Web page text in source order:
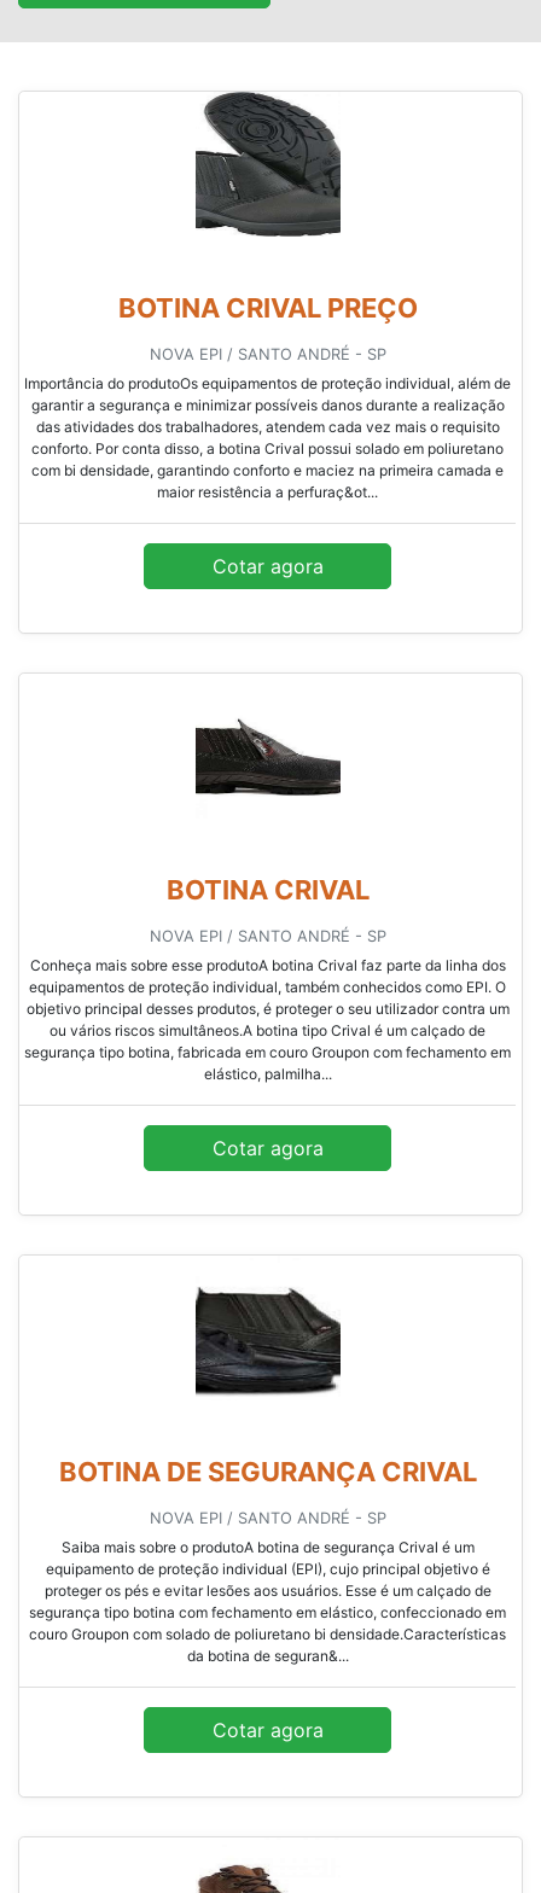
BOTINA CRIVAL PREÇO
NOVA EPI / SANTO ANDRÉ - SP
Importância do produtoOs equipamentos de proteção individual, além de
garantir a segurança e minimizar possíveis danos durante a realização
das atividades dos trabalhadores, atendem cada vez mais o requisito
conforto. Por conta disso, a botina Crival possui solado em poliuretano
com bi densidade, garantindo conforto e maciez na primeira camada e
maior resistência a perfuraç&ot...
Cotar agora
BOTINA CRIVAL
NOVA EPI / SANTO ANDRÉ - SP
Conheça mais sobre esse produtoA botina Crival faz parte da linha dos
equipamentos de proteção individual, também conhecidos como EPI. O
objetivo principal desses produtos, é proteger o seu utilizador contra um
ou vários riscos simultâneos.A botina tipo Crival é um calçado de
segurança tipo botina, fabricada em couro Groupon com fechamento em
elástico, palmilha...
Cotar agora
BOTINA DE SEGURANÇA CRIVAL
NOVA EPI / SANTO ANDRÉ - SP
Saiba mais sobre o produtoA botina de segurança Crival é um
equipamento de proteção individual (EPI), cujo principal objetivo é
proteger os pés e evitar lesões aos usuários. Esse é um calçado de
segurança tipo botina com fechamento em elástico, confeccionado em
couro Groupon com solado de poliuretano bi densidade.Características
da botina de seguran&...
Cotar agora